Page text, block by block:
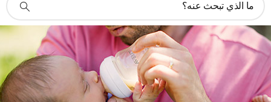
دعم
ما الذي تبحث عنه؟